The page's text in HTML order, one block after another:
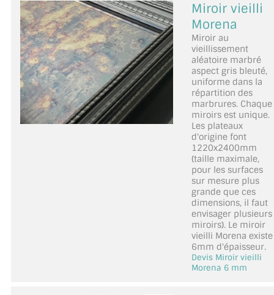
Miroir vieilli
Morena
Miroir au
vieillissement
aléatoire marbré
aspect gris bleuté,
uniforme dans la
répartition des
marbrures. Chaque
miroirs est unique.
Les plateaux
d'origine font
1220x2400mm
(taille maximale,
pour les surfaces
sur mesure plus
grande que ces
dimensions, il faut
envisager plusieurs
miroirs). Le miroir
vieilli Morena existe
6mm d'épaisseur.
Devis Miroir vieilli
Morena 6 mm